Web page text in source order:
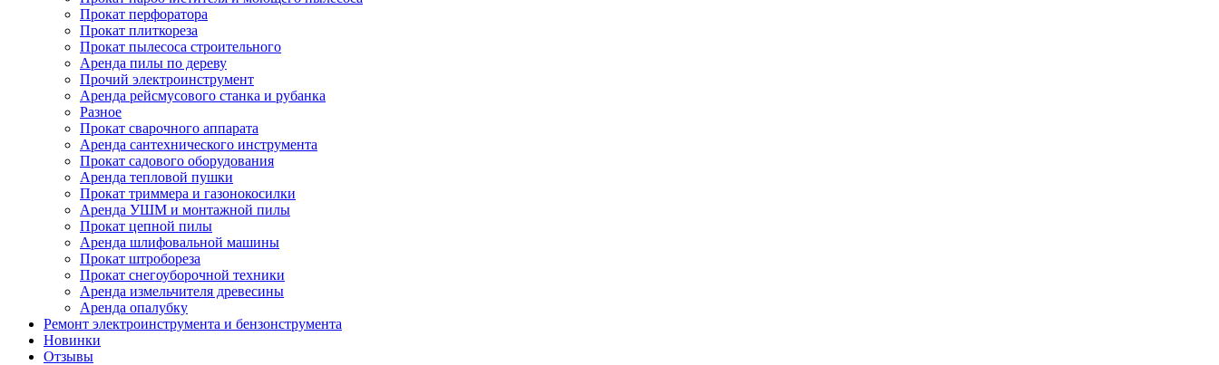
Прокат перфоратора
Прокат плиткореза
Прокат пылесоса строительного
Аренда пилы по дереву
Прочий электроинструмент
Аренда рейсмусового станка и рубанка
Разное
Прокат сварочного аппарата
Аренда сантехнического инструмента
Прокат садового оборудования
Аренда тепловой пушки
Прокат триммера и газонокосилки
Аренда УШМ и монтажной пилы
Прокат цепной пилы
Аренда шлифовальной машины
Прокат штробореза
Прокат снегоуборочной техники
Аренда измельчителя древесины
Аренда опалубку
Ремонт электроинструмента и бензонструмента
Новинки
Отзывы